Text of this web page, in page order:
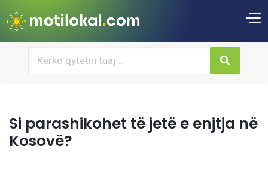
Si parashikohet të jetë e enjtja në
Kosovë?